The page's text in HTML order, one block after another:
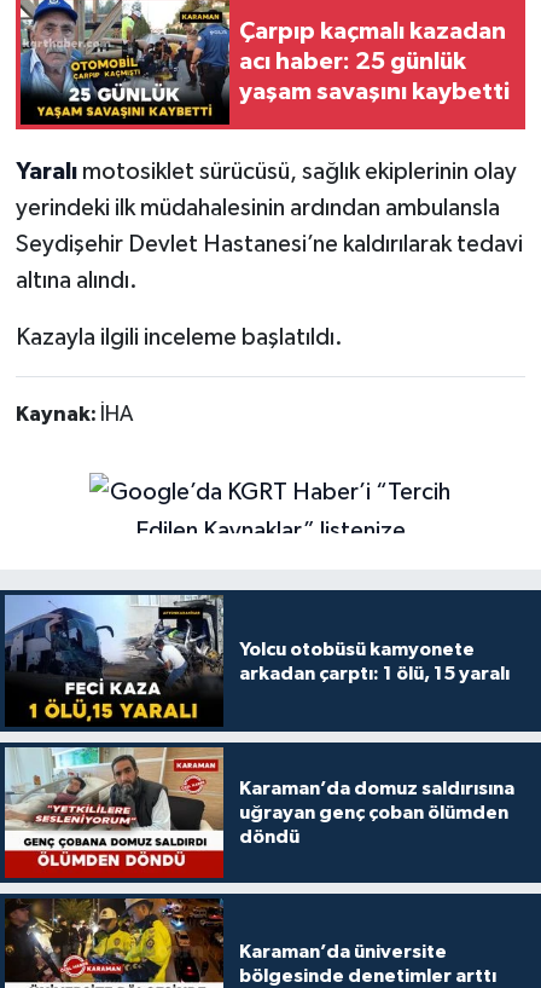
Çarpıp kaçmalı kazadan
acı haber: 25 günlük
yaşam savaşını kaybetti
Yaralımotosiklet sürücüsü, sağlık ekiplerinin olay
yerindeki ilk müdahalesinin ardından ambulansla
Seydişehir Devlet Hastanesi’ne kaldırılarak tedavi
altına alındı.
Kazayla ilgili inceleme başlatıldı.
Kaynak: İHA
Yolcu otobüsü kamyonete
arkadan çarptı: 1 ölü, 15 yaralı
Karaman’da domuz saldırısına
uğrayan genç çoban ölümden
döndü
Karaman’da üniversite
bölgesinde denetimler arttı